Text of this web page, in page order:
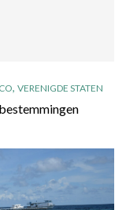
, VERENIGDE STATEN